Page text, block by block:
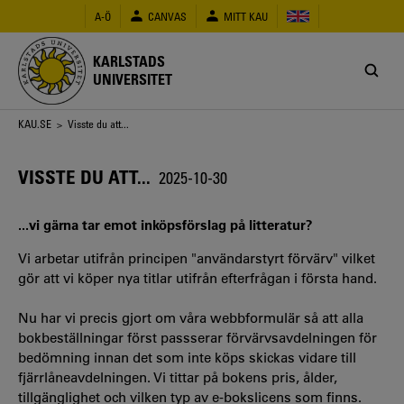
huvudinnehåll
A-Ö CANVAS MITT KAU
KARLSTADS
UNIVERSITET
Länkstig
KAU.SE > Visste du att...
VISSTE DU ATT... 2025-10-30
...vi gärna tar emot inköpsförslag på litteratur?
Vi arbetar utifrån principen "användarstyrt förvärv" vilket
gör att vi köper nya titlar utifrån efterfrågan i första hand.
Nu har vi precis gjort om våra webbformulär så att alla
bokbeställningar först passserar förvärvsavdelningen för
bedömning innan det som inte köps skickas vidare till
fjärrlåneavdelningen. Vi tittar på bokens pris, ålder,
tillgänglighet och vilken typ av e-bokslicens som finns.